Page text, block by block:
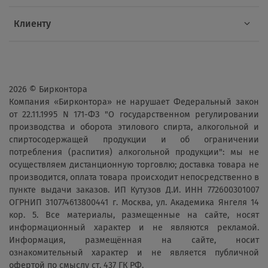
Клиенту
2026 © Бирконтора
Компания «Бирконтора» не нарушает Федеральный закон
от 22.11.1995 N 171-ФЗ "О государственном регулировании
производства и оборота этилового спирта, алкогольной и
спиртосодержащей продукции и об ограничении
потребления (распития) алкогольной продукции": мы не
осуществляем дистанционную торговлю; доставка товара не
производится, оплата товара происходит непосредственно в
пункте выдачи заказов. ИП Кутузов Д.И. ИНН 772600301007
ОГРНИП 310774613800441 г. Москва, ул. Академика Янгеля 14
кор. 5. Все материалы, размещенные на сайте, носят
информационный характер и не являются рекламой.
Информация, размещённая на сайте, носит
ознакомительный характер и не является публичной
офертой по смыслу ст. 437 ГК РФ.